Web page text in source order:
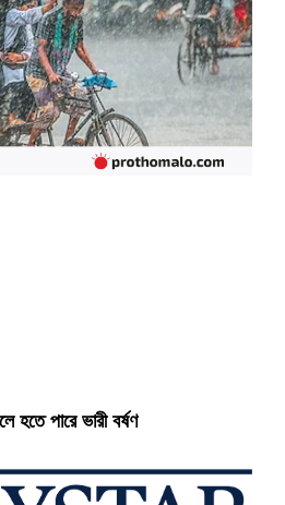
হতে পারে ভারী বর্ষণ